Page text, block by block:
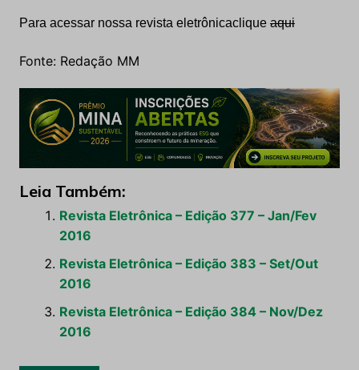
Para acessar nossa revista eletrônicaclique aqui
Fonte: Redação MM
Leia Também:
Revista Eletrônica – Edição 377 – Jan/Fev
2016
Revista Eletrônica – Edição 383 – Set/Out
2016
Revista Eletrônica – Edição 384 – Nov/Dez
2016